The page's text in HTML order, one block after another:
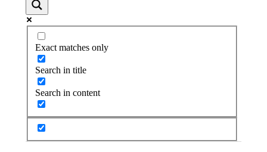
Exact matches only
Search in title
Search in content